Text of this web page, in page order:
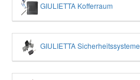
GIULIETTA Kofferraum
GIULIETTA Sicherheitssysteme